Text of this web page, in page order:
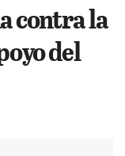
contra la
del